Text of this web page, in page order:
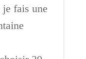
fais une